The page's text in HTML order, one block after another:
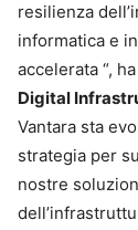
resilienza
informatica e
accelerata “,
Digital
Vantara sta
strategia per
nostre